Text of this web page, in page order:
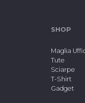
SHOP
Maglia
Tute
Sciarpe
T-Shirt
Gadget